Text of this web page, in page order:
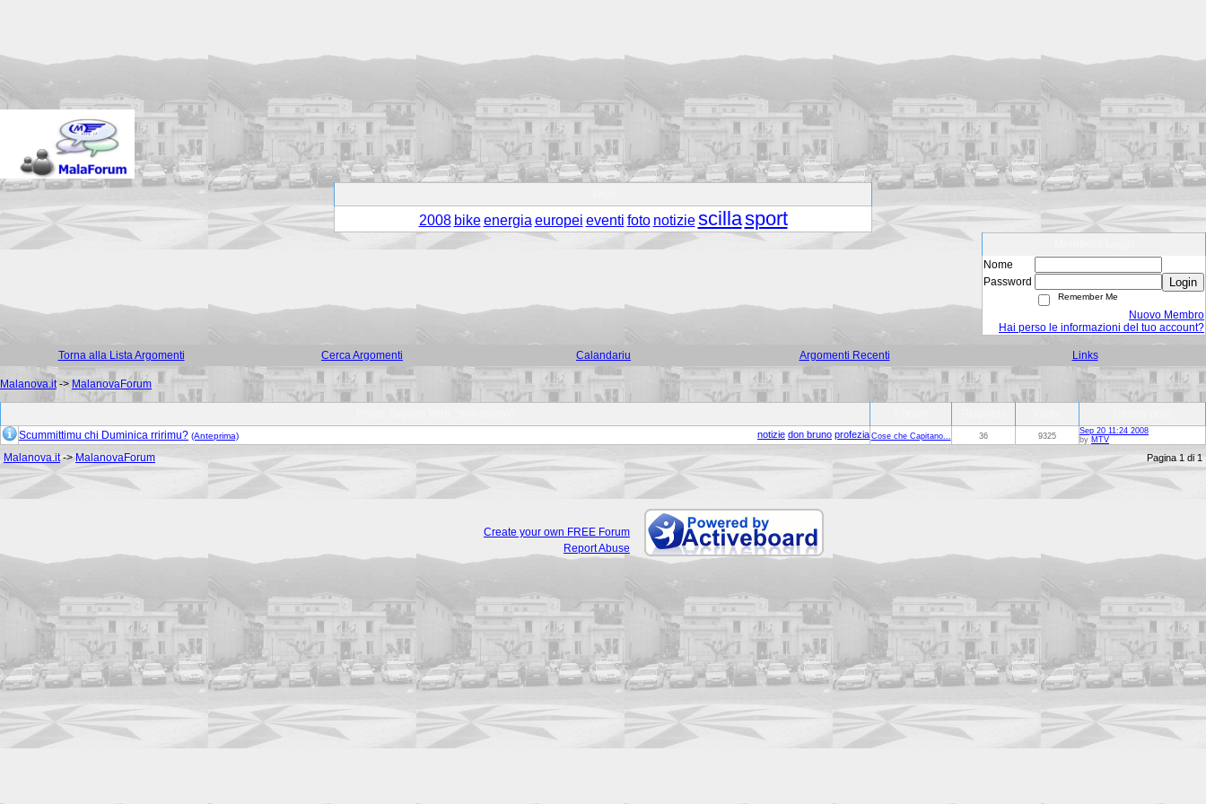
2008 bike energia europei eventi foto notizie scillasport
Nome
Password
Login
Remember Me
Nuovo Membro
Hai perso le informazioni del tuo account?
Torna alla Lista Argomenti Cerca Argomenti Calandariu Argomenti Recenti Links
Malanova.it-> MalanovaForum
notizie don bruno profezia
Scummittimu chi Duminica rririmu? (Anteprima) Cose che Capitano... 36 9325
Sep 20 11:24 2008
by MTV
Malanova.it->MalanovaForum Pagina 1 di 1
Create your own FREE Forum
Report Abuse